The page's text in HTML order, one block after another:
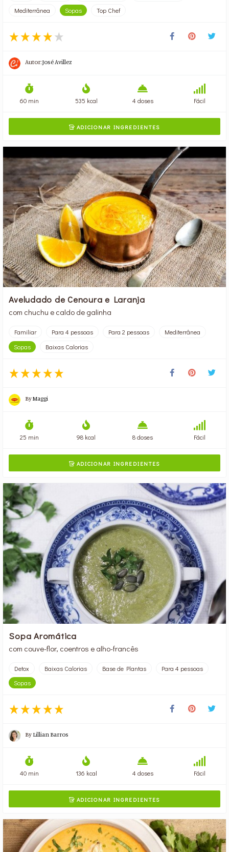
Mediterrânea
Sopas Top Chef
Autor:José Avillez
60 min 535 kcal 4 doses Fácil
ADICIONAR INGREDIENTES
Aveludado de Cenoura e Laranja
com chuchu e caldo de galinha
Familiar Para 4 pessoas Para 2 pessoas
Mediterrânea
Sopas
Baixas Calorias
ByMaggi
25 min 98 kcal 8 doses Fácil
ADICIONAR INGREDIENTES
Sopa Aromática
com couve-flor, coentros e alho-francês
Detox Baixas Calorias Base de Plantas
Para 4 pessoas
Sopas
By Lillian Barros
40 min 136 kcal 4 doses Fácil
ADICIONAR INGREDIENTES